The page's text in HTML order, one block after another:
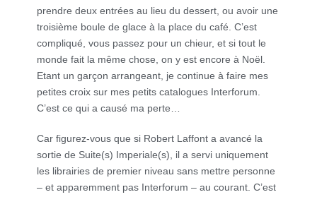
prendre deux entrées au lieu du dessert, ou avoir une
troisième boule de glace à la place du café. C’est
compliqué, vous passez pour un chieur, et si tout le
monde fait la même chose, on y est encore à Noël.
Etant un garçon arrangeant, je continue à faire mes
petites croix sur mes petits catalogues Interforum.
C’est ce qui a causé ma perte…
Car figurez-vous que si Robert Laffont a avancé la
sortie de Suite(s) Imperiale(s), il a servi uniquement
les librairies de premier niveau sans mettre personne
– et apparemment pas Interforum – au courant. C’est